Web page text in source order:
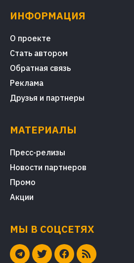
ИНФОРМАЦИЯ
О проекте
Стать автором
Обратная связь
Реклама
Друзья и партнеры
МАТЕРИАЛЫ
Пресс-релизы
Новости партнеров
Промо
Акции
МЫ В СОЦСЕТЯХ